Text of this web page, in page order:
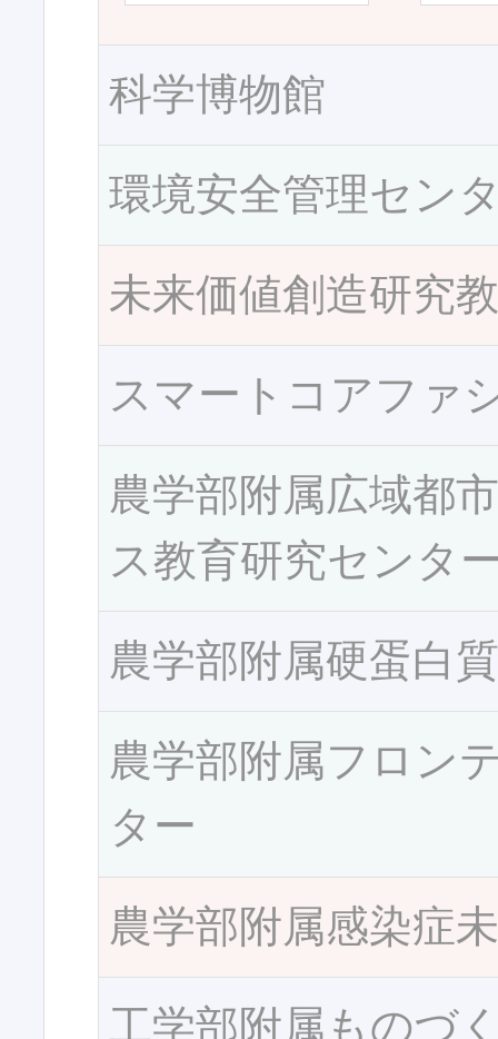
科学博物館
環境安全管理セン
未来価値創造研究
スマートコアファ
農学部附属広域都
ス教育研究センタ
農学部附属硬蛋白
農学部附属フロン
ター
農学部附属感染症
工学部附属ものづ